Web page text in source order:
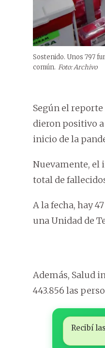
Sostenido. Unos 797
común. Foto: Archivo
Según el
dieron positivo a
inicio de la
Nuevamente, el
total de
A la fecha, hay
una Unidad de
Además, Salud
443.856 las
Recibí